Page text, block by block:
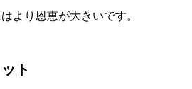
より恩恵が大きいです。
ト